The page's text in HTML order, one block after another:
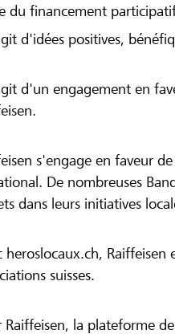
du financement
d'idées positives,
d'un engagement en
s'engage en faveur
De nombreuses
dans leurs initiatives
heroslocaux.ch,
suisses.
Raiffeisen, la plateforme